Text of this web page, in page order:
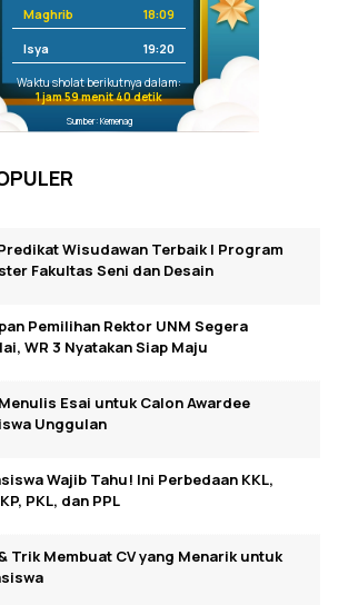
Maghrib 18:09
Isya 19:20
Waktu sholat berikutnya dalam:
1 jam 59 menit 40 detik
Sumber: Kemenag
Wisudawan Terbaik I Program
Fakultas Seni dan Desain
Pemilihan Rektor UNM Segera
WR 3 Nyatakan Siap Maju
Esai untuk Calon Awardee
Unggulan
Wajib Tahu! Ini Perbedaan KKL,
PKL, dan PPL
Trik Membuat CV yang Menarik untuk